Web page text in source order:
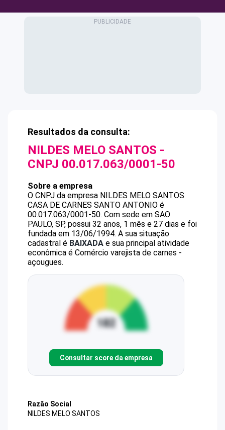
Resultados da consulta:
NILDES MELO SANTOS -
CNPJ 00.017.063/0001-50
Sobre a empresa
O CNPJ da empresa NILDES MELO SANTOS
CASA DE CARNES SANTO ANTONIO é
00.017.063/0001-50. Com sede em SAO
PAULO, SP, possui 32 anos, 1 mês e 27 dias e foi
fundada em 13/06/1994. A sua situação
cadastral é BAIXADA e sua principal atividade
econômica é Comércio varejista de carnes -
açougues.
Consultar score da empresa
Razão Social
NILDES MELO SANTOS